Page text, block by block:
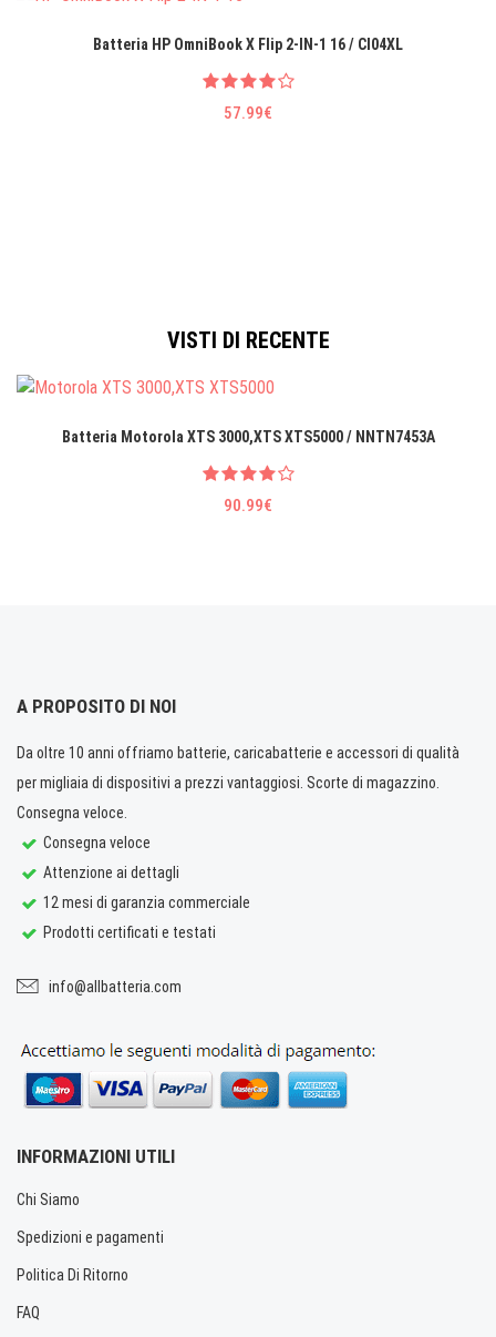
Batteria HP OmniBook X Flip 2-IN-1 16 / CI04XL
57.99€
VISTI DI RECENTE
Batteria Motorola XTS 3000,XTS XTS5000 / NNTN7453A
90.99€
A PROPOSITO DI NOI
Da oltre 10 anni offriamo batterie, caricabatterie e accessori di qualità
per migliaia di dispositivi a prezzi vantaggiosi. Scorte di magazzino.
Consegna veloce.
Consegna veloce
Attenzione ai dettagli
12 mesi di garanzia commerciale
Prodotti certificati e testati
info@allbatteria.com
INFORMAZIONI UTILI
Chi Siamo
Spedizioni e pagamenti
Politica Di Ritorno
FAQ